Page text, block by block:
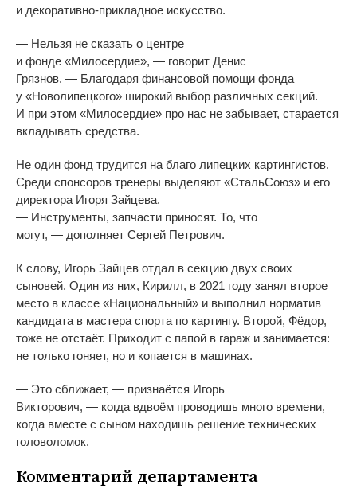
и декоративно-прикладное искусство.
— Нельзя не сказать о центре
и фонде «Милосердие», — говорит Денис
Грязнов. — Благодаря финансовой помощи фонда
у «Новолипецкого» широкий выбор различных секций.
И при этом «Милосердие» про нас не забывает, старается
вкладывать средства.
Не один фонд трудится на благо липецких картингистов.
Среди спонсоров тренеры выделяют «СтальСоюз» и его
директора Игоря Зайцева.
— Инструменты, запчасти приносят. То, что
могут, — дополняет Сергей Петрович.
К слову, Игорь Зайцев отдал в секцию двух своих
сыновей. Один из них, Кирилл, в 2021 году занял второе
место в классе «Национальный» и выполнил норматив
кандидата в мастера спорта по картингу. Второй, Фёдор,
тоже не отстаёт. Приходит с папой в гараж и занимается:
не только гоняет, но и копается в машинах.
— Это сближает, — признаётся Игорь
Викторович, — когда вдвоём проводишь много времени,
когда вместе с сыном находишь решение технических
головоломок.
Комментарий департамента